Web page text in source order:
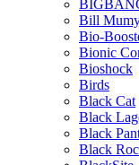
Bill
Bio-
Bionic
Bioshock
Birds
Black Cat
Black
Black
Black